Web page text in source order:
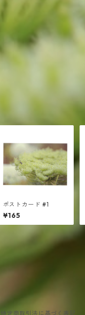
ポストカード #1
¥165
特定商取引法に基づく表記